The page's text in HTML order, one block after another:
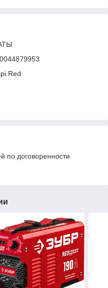
Red
по договоренности